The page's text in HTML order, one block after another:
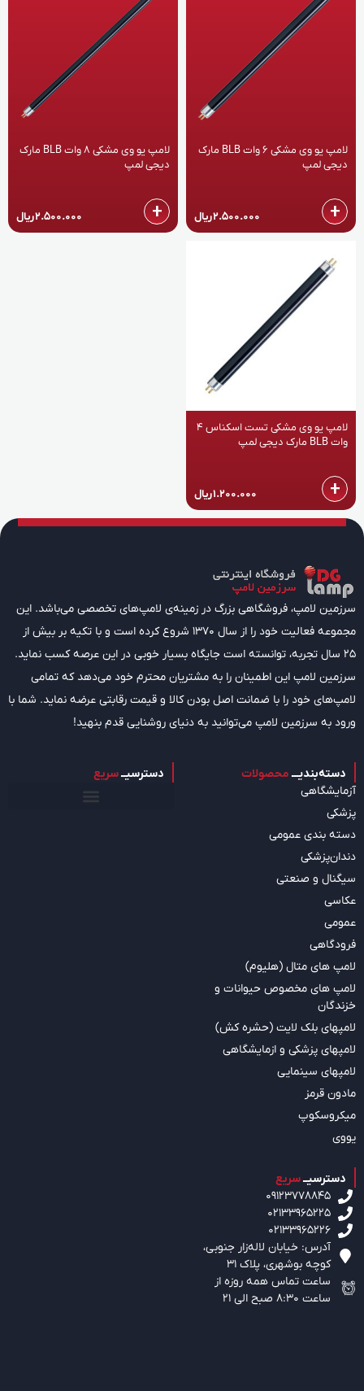
لامپ یو وی مشکی 6 وات BLB مارک
دیجی لمپ
2.500.000ریال +
لامپ یو وی مشکی 8 وات BLB مارک
دیجی لمپ
2.500.000ریال +
لامپ یو وی مشکی تست اسکناس 4
وات BLB مارک دیجی لمپ
1.200.000ریال +
سرزمین لامپ، فروشگاهی بزرگ در زمینه‌ی لامپ‌های تخصصی می‌باشد. این
مجموعه فعالیت خود را از سال 1370 شروع کرده است و با تکیه بر بیش از
25 سال تجربه، توانسته است جایگاه بسیار خوبی در این عرصه کسب نماید.
سرزمین لامپ این اطمینان را به مشتریان محترم خود می‌دهد که تمامی
لامپ‌های خود را با ضمانت اصل بودن کالا و قیمت رقابتی عرضه نماید. شما با
ورود به سرزمین لامپ می‌توانید به دنیای روشنایی قدم بنهید!
دسته‌بندیـــ محصولات
آزمایشگاهی
پزشکی
دسته بندی عمومی
دندان‌پزشکی
سیگنال و صنعتی
عکاسی
عمومی
فرودگاهی
لامپ های متال (هلیوم)
لامپ های مخصوص حیوانات و
خزندگان
لامپهای بلک لایت (حشره کش)
لامپهای پزشکی و ازمایشگاهی
لامپهای سینمایی
مادون قرمز
میکروسکوپ
یووی
دسترسیــسریع
دسترسیــسریع
09123778845
02133965225
02133965226
آدرس: خیابان لاله‌زار جنوبی،‌
کوچه بوشهری، پلاک 31
ساعت تماس همه روزه از
ساعت 8:30 صبح الی 21